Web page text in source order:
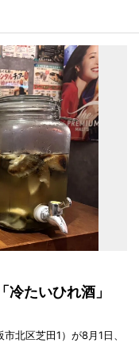
冷たいひれ酒」
北区芝田1）が8月1日、